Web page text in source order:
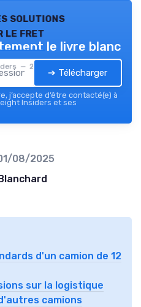
solutions
le fret
— 2026
le livre blanc
➔ Télécharger
j’accepte d’être contacté(e) à
Insiders et ses
08/2025
d'un camion de 12
sur la logistique
camions